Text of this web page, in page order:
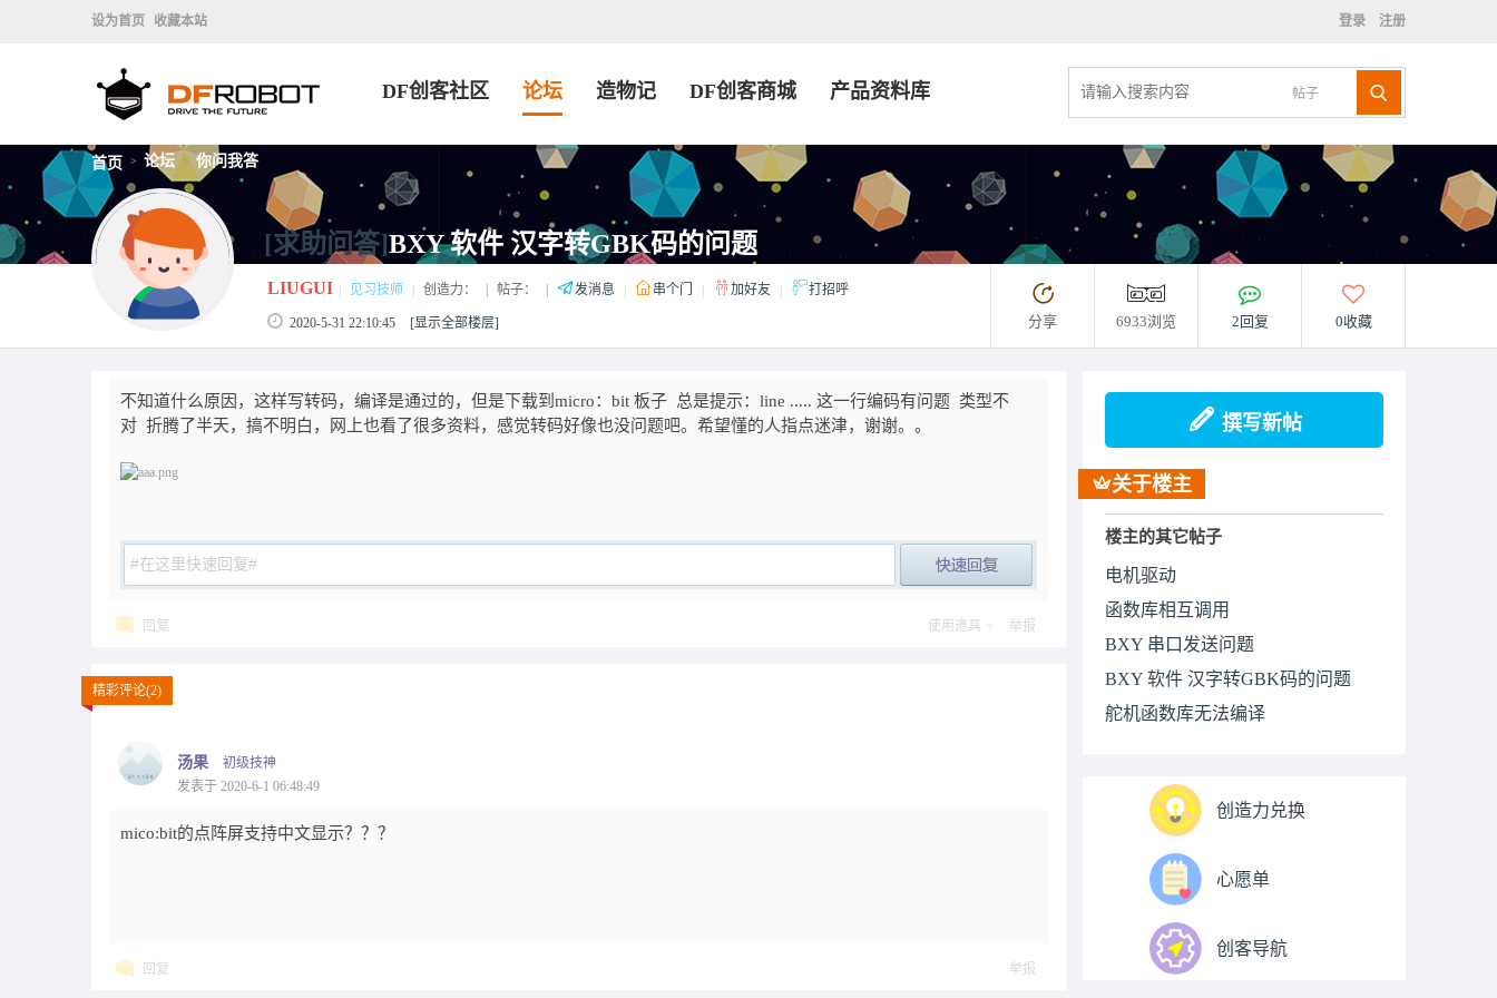
设为首页 收藏本站 登录 注册
帖子
DF创客社区 论坛 造物记 DF创客商城 产品资料库
首页 > 论坛 > 你问我答
[求助问答]BXY 软件 汉字转GBK码的问题
LIUGUI 见习技师 创造力： 帖子： 发消息 串个门 加好友 打招呼
2020-5-31 22:10:45 [显示全部楼层] 分享 6933浏览 2回复 0收藏
不知道什么原因，这样写转码，编译是通过的，但是下载到micro：bit 板子 总是提示：line ..... 这一行编码有问题 类型不
对 折腾了半天，搞不明白，网上也看了很多资料，感觉转码好像也没问题吧。希望懂的人指点迷津，谢谢。。
回复 使用道具 举报
精彩评论(2)
汤果
初级技神
发表于 2020-6-1 06:48:49
mico:bit的点阵屏支持中文显示？？？
回复 举报
撰写新帖
关于楼主
楼主的其它帖子
电机驱动
函数库相互调用
BXY 串口发送问题
BXY 软件 汉字转GBK码的问题
舵机函数库无法编译
创造力兑换
心愿单
创客导航